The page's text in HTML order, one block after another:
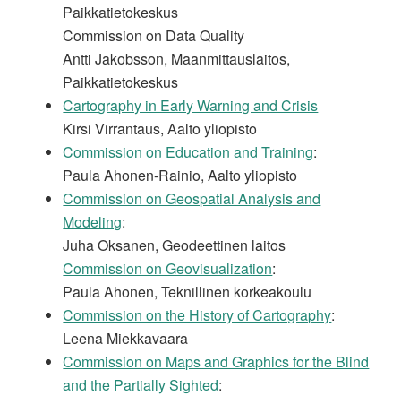
Paikkatietokeskus
Commission on Data Quality
Antti Jakobsson, Maanmittauslaitos,
Paikkatietokeskus
Cartography in Early Warning and Crisis
Kirsi Virrantaus, Aalto yliopisto
Commission on Education and Training:
Paula Ahonen-Rainio, Aalto yliopisto
Commission on Geospatial Analysis and
Modeling:
Juha Oksanen, Geodeettinen laitos
Commission on Geovisualization:
Paula Ahonen, Teknillinen korkeakoulu
Commission on the History of Cartography:
Leena Miekkavaara
Commission on Maps and Graphics for the Blind
and the Partially Sighted: